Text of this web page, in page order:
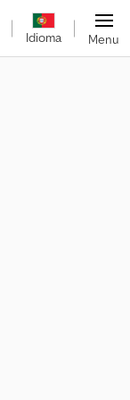
Idioma Menu